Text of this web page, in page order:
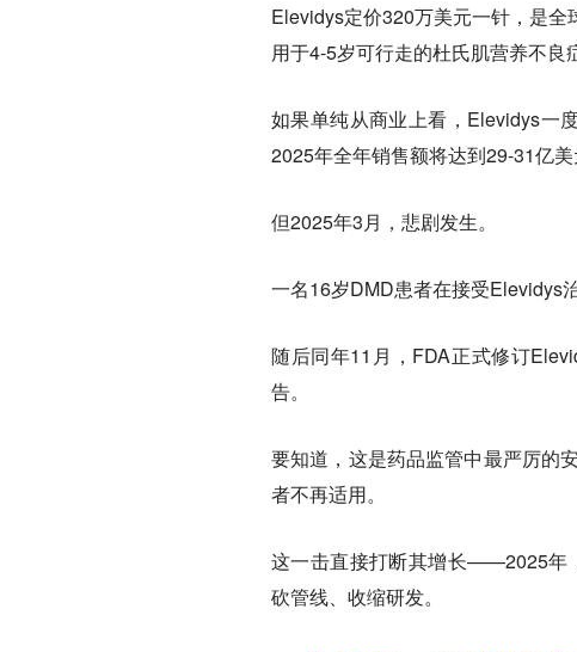
Elevidys定价320万美元一针，是
用于4-5岁可行走的杜氏肌营养不良
如果单纯从商业上看，Elevidys一
2025年全年销售额将达到29-31亿美
但2025年3月，悲剧发生。
一名16岁DMD患者在接受Elevidys
随后同年11月，FDA正式修订
告。
要知道，这是药品监管中最严厉的
者不再适用。
这一击直接打断其增长——2025年
砍管线、收缩研发。